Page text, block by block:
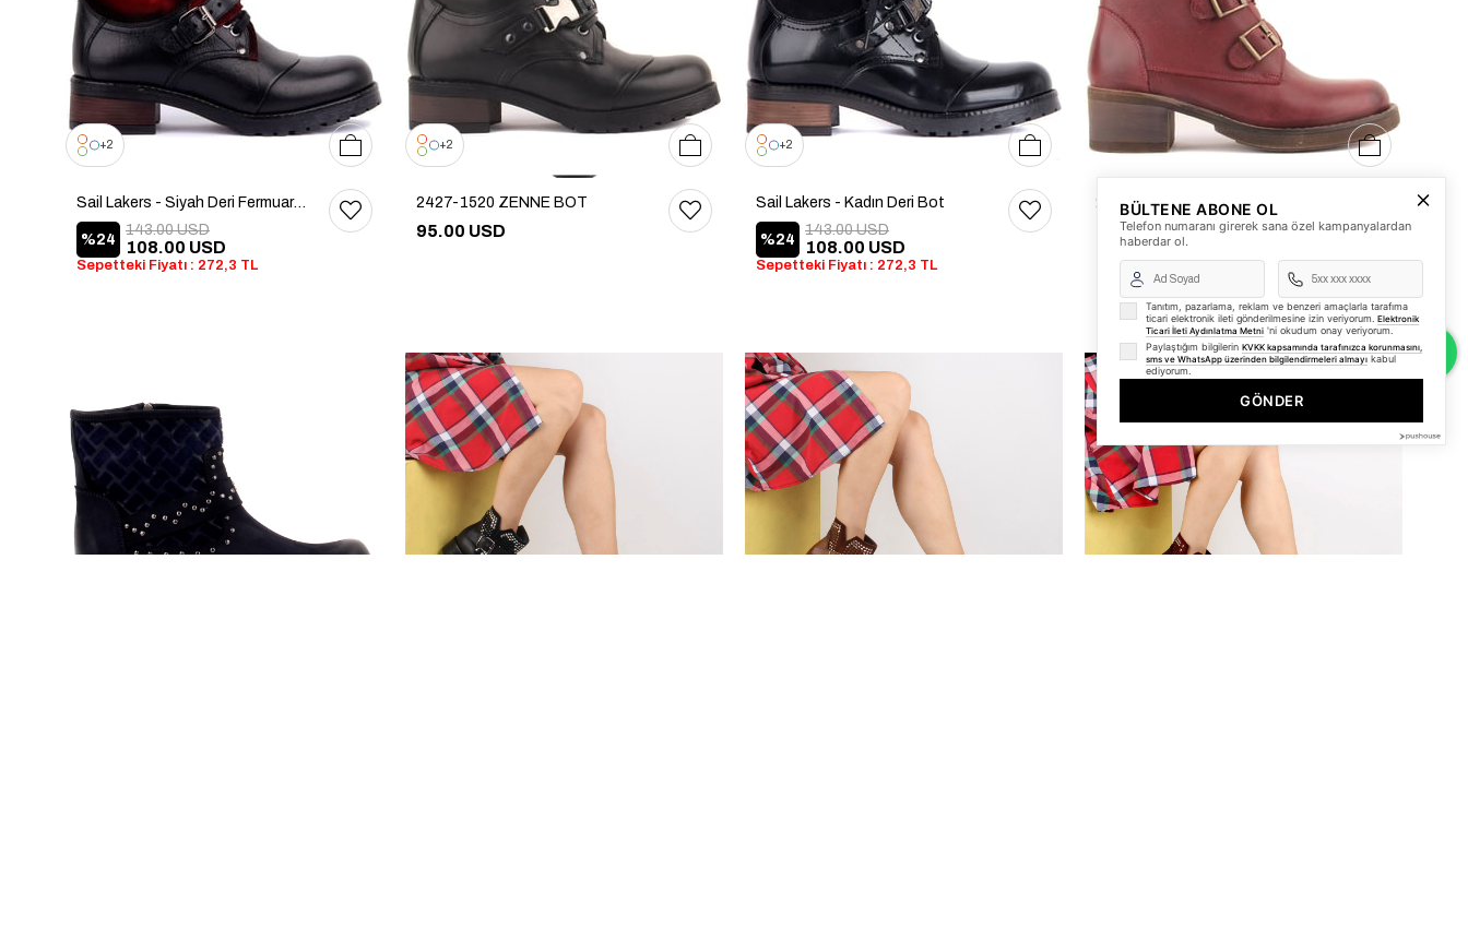
2
Sail Lakers - Siyah Deri Fermuarlı Kadın Bot
%24 108.00 USD
143.00 USD
Sepetteki Fiyatı : 272,3 TL
3637 38 40 2
2427-1520 ZENNE BOT
95.00 USD
3637 38 40 2
Sail Lakers - Kadın Deri Bot
%24 108.00 USD
143.00 USD
Sepetteki Fiyatı : 272,3 TL
3637 38 40
2925-62373 ZENNE BOT
0.00 USD
3637 38
BÜLTENE ABONE OL
Telefon numaranı girerek sana özel kampanyalardan
haberdar ol.
Tanıtım, pazarlama, reklam ve benzeri amaçlarla tarafıma
ticari elektronik ileti gönderilmesine izin veriyorum. Elektronik
Ticari İleti Aydınlatma Metni 'ni okudum onay veriyorum.
Paylaştığım bilgilerin KVKK kapsamında tarafınızca korunmasını,
sms ve WhatsApp üzerinden bilgilendirmeleri almayı kabul
ediyorum.
GÖNDER